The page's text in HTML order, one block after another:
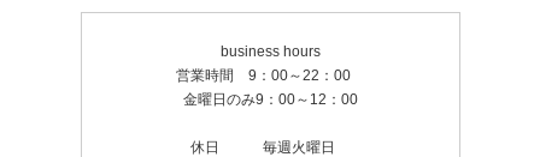
business hours
営業時間 9：00～22：00
金曜日のみ9：00～12：00
休日 毎週火曜日